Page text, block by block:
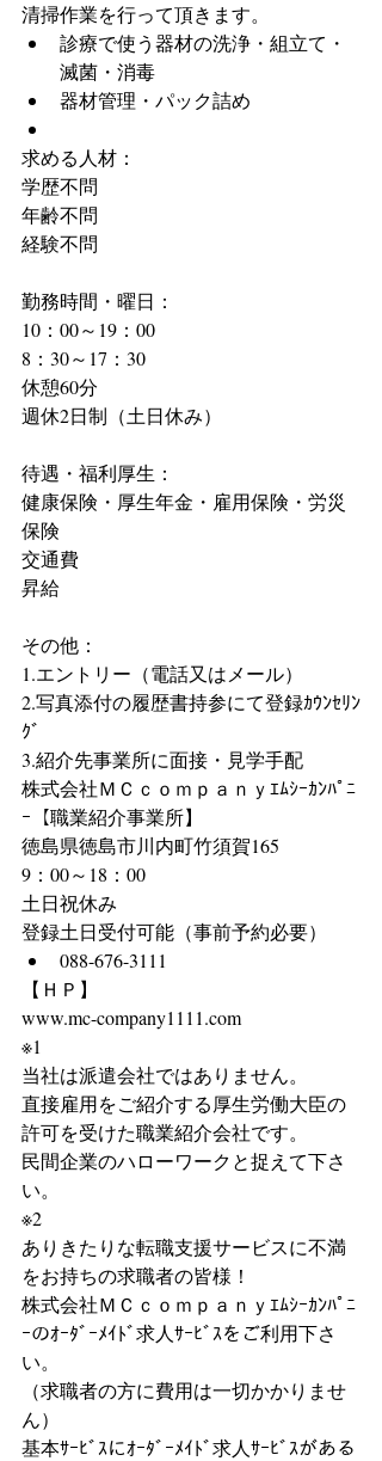
清掃作業を行って頂きます。
診療で使う器材の洗浄・組立て・
滅菌・消毒
器材管理・パック詰め
求める人材：
学歴不問
年齢不問
経験不問
勤務時間・曜日：
10：00～19：00
8：30～17：30
休憩60分
週休2日制（土日休み）
待遇・福利厚生：
健康保険・厚生年金・雇用保険・労災
保険
交通費
昇給
その他：
1.エントリー（電話又はメール）
2.写真添付の履歴書持参にて登録ｶｳﾝｾﾘﾝ
ｸﾞ
3.紹介先事業所に面接・見学手配
株式会社ＭＣｃｏｍｐａｎｙｴﾑｼｰｶﾝﾊﾟﾆ
ｰ【職業紹介事業所】
徳島県徳島市川内町竹須賀165
9：00～18：00
土日祝休み
登録土日受付可能（事前予約必要）
088-676-3111
【ＨＰ】
www.mc-company1111.com
※1
当社は派遣会社ではありません。
直接雇用をご紹介する厚生労働大臣の
許可を受けた職業紹介会社です。
民間企業のハローワークと捉えて下さ
い。
※2
ありきたりな転職支援サービスに不満
をお持ちの求職者の皆様！
株式会社ＭＣｃｏｍｐａｎｙｴﾑｼｰｶﾝﾊﾟﾆ
ｰのｵｰﾀﾞｰﾒｲﾄﾞ求人ｻｰﾋﾞｽをご利用下さ
い。
（求職者の方に費用は一切かかりませ
ん）
基本ｻｰﾋﾞｽにｵｰﾀﾞｰﾒｲﾄﾞ求人ｻｰﾋﾞｽがある